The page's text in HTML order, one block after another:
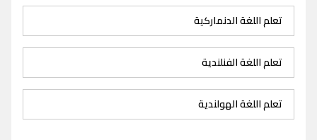
تعلم اللغة الدنماركية
تعلم اللغة الفنلندية
تعلم اللغة الهولندية